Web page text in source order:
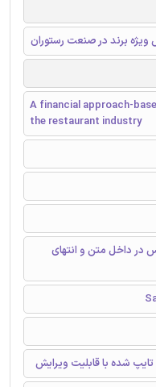
ویژه برند در صنعت رستوران
A financial approach-
the restaurant industry
در داخل متن و انتهای